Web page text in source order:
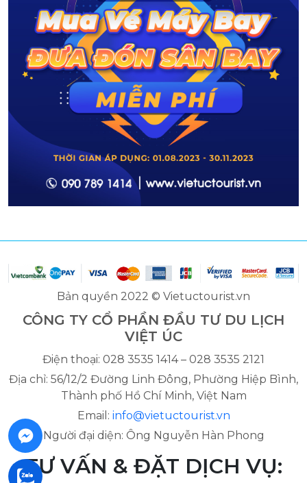
Bản quyền 2022 © Vietuctourist.vn
CÔNG TY CỔ PHẦN ĐẦU TƯ DU LỊCH
VIỆT ÚC
Điện thoại: 028 3535 1414 – 028 3535 2121
Địa chỉ: 56/12/2 Đường Linh Đông, Phường Hiệp Bình,
Thành phố Hồ Chí Minh, Việt Nam
Email: info@vietuctourist.vn
Người đại diện: Ông Nguyễn Hàn Phong
TƯ VẤN & ĐẶT DỊCH VỤ: